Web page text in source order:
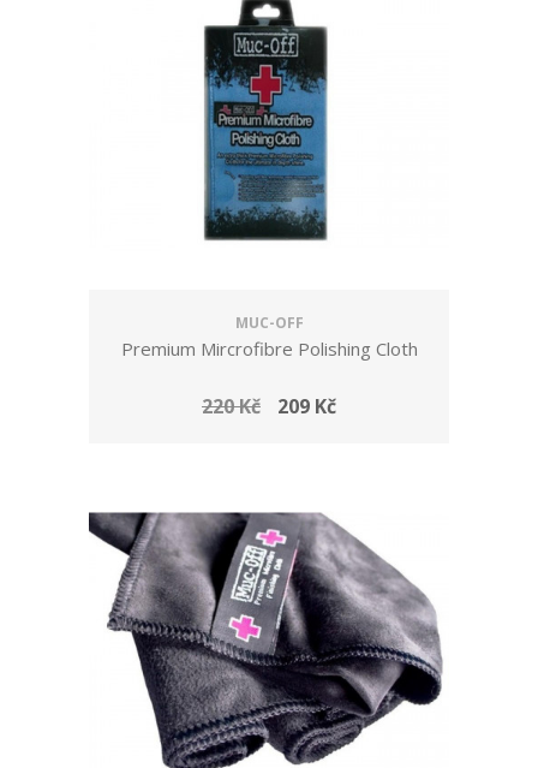
MUC-OFF
Premium Mircrofibre Polishing Cloth
220 Kč 209 Kč